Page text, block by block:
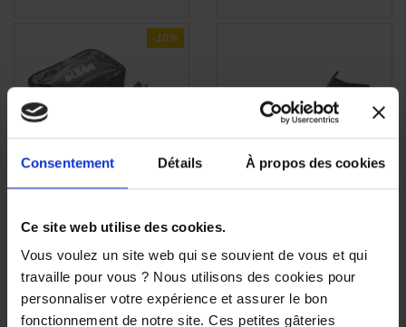
Consentement Détails À propos des cookies
Ce site web utilise des cookies.
Vous voulez un site web qui se souvient de vous et qui
travaille pour vous ? Nous utilisons des cookies pour
personnaliser votre expérience et assurer le bon
fonctionnement de notre site. Ces petites gâteries
-10%
étanche pour KTM
SUPER ADVENTURE–
A60602902044
99,00 € -10%
(19-26)
199,08 €
APERÇU